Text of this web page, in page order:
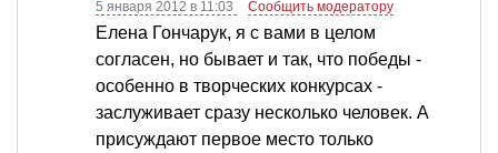
5 января 2012 в 11:03
Сообщить модератору
Елена Гончарук, я с вами в целом
согласен, но бывает и так, что победы -
особенно в творческих конкурсах -
заслуживает сразу несколько человек. А
присуждают первое место только